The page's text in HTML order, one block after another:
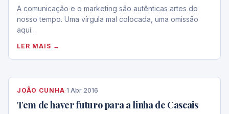
A comunicação e o marketing são autênticas artes do
nosso tempo. Uma vírgula mal colocada, uma omissão
aqui…
LER MAIS →
JOÃO CUNHA·1 Abr 2016
Tem de haver futuro para a linha de Cascais